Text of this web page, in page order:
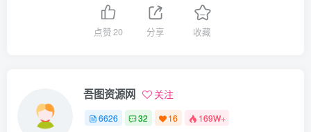
点赞20 分享 收藏
吾图资源网 关注
6626 32 16 169W+